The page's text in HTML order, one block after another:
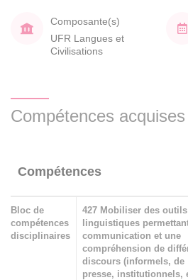
Composante(s)
UFR Langues et
Civilisations
Compétences acquises
Compétences
Bloc de
compétences
disciplinaires
427 Mobiliser des outils
linguistiques
communication et une
compréhension de
discours (informels, de
presse, institutionnels,